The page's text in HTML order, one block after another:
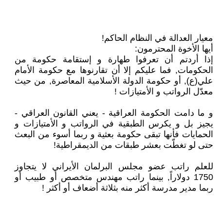
معيار العدالة في النظام الحاكم!
أيها الأخوة المحترمون:
إذا أردتم أن تعرفوا طهارة و إستقامة حكومة من
الحكومات, فما عليكم إلا أن تقارنوها مع حكومة الأمام
علي(ع), أو حكومة الدولة الأسلامية المعاصرة, من حيث
معدّل الرواتب و الأمتيازات !
و ما دامت الحكومة العراقية - يعني القانون العراقي -
يجيز بل و يكرس الطبقية في الرواتب و الأمتيازات و
الحمايات فأنها تبقى حكومة بعثية و ربما أسوء من البعث
حتى لو تغطّت بعشر طبقات من الديمقراطية!
للعلم راتب عضو مجلس البرلمان الأيراني لا يتجاوز
1750 دولاراً, بينما راتب مهندس متخصص أو طبيب أو
ربما مدير مدرسة أكثر منه بثلاثة أضعاف أو أكثر !